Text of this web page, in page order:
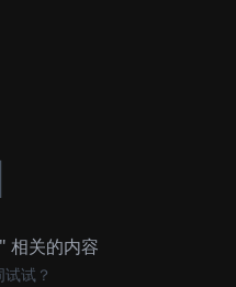
" 相关的内容
试？